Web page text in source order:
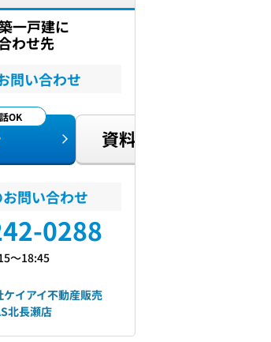
一戸建に
わせ先
問い合わせ
OK
資料請求
問い合わせ
0288
〜18:45
ケイアイ不動産販売
北長瀬店